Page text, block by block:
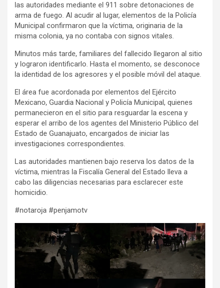
las autoridades mediante el 911 sobre detonaciones de
arma de fuego. Al acudir al lugar, elementos de la Policía
Municipal confirmaron que la víctima, originaria de la
misma colonia, ya no contaba con signos vitales.
Minutos más tarde, familiares del fallecido llegaron al sitio
y lograron identificarlo. Hasta el momento, se desconoce
la identidad de los agresores y el posible móvil del ataque.
El área fue acordonada por elementos del Ejército
Mexicano, Guardia Nacional y Policía Municipal, quienes
permanecieron en el sitio para resguardar la escena y
esperar el arribo de los agentes del Ministerio Público del
Estado de Guanajuato, encargados de iniciar las
investigaciones correspondientes.
Las autoridades mantienen bajo reserva los datos de la
víctima, mientras la Fiscalía General del Estado lleva a
cabo las diligencias necesarias para esclarecer este
homicidio.
#notaroja #penjamotv